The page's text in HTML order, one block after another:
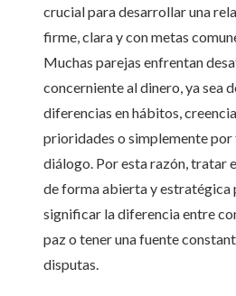
crucial para desarrollar una
firme, clara y con metas
Muchas parejas enfrentan
concerniente al dinero, ya sea
diferencias en hábitos,
prioridades o simplemente por
diálogo. Por esta razón, tratar
de forma abierta y estratégica
significar la diferencia entre
paz o tener una fuente
disputas.